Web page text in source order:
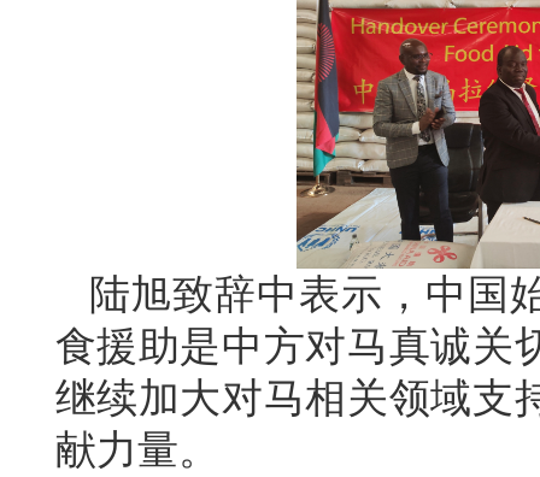
陆旭致辞中表示，中国
食援助是中方对马真诚关
继续加大对马相关领域支
献力量。